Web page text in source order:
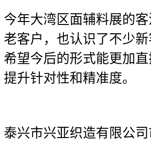
今年大湾区面辅料展的
老客户，也认识了不少
希望今后的形式能更加
提升针对性和精准度。
泰兴市兴亚织造有限公